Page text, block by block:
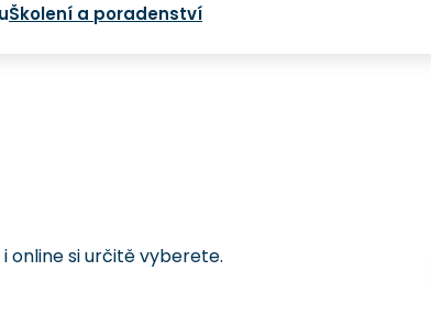
Školení a poradenství
online si určitě vyberete.